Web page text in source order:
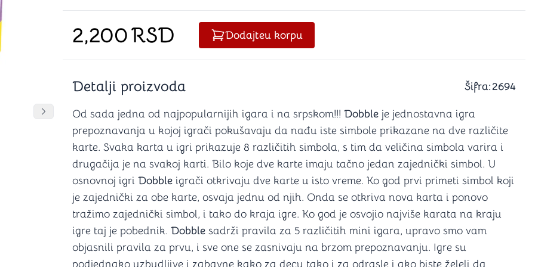
Šah
4 u 1 igre
Backgammon (Tavla)
Podloge za igranje
Zaštite za karte
Kockice D6 (za Jamb)
Kutijice
Mozgalice
Hanayama
Kocke
Ostale mozgalice
Stripovi
Pomeranje sadržaja slajdera u desno
2,200RSD Dodajteu korpu
Detalji proizvoda Šifra:2694
Od sada jedna od najpopularnijih igara i na srpskom!!! Dobble je jednostavna igra
prepoznavanja u kojoj igrači pokušavaju da nađu iste simbole prikazane na dve različite
karte. Svaka karta u igri prikazuje 8 različitih simbola, s tim da veličina simbola varira i
drugačija je na svakoj karti. Bilo koje dve karte imaju tačno jedan zajednički simbol. U
osnovnoj igri Dobble igrači otkrivaju dve karte u isto vreme. Ko god prvi primeti simbol koji
je zajednički za obe karte, osvaja jednu od njih. Onda se otkriva nova karta i ponovo
tražimo zajednički simbol, i tako do kraja igre. Ko god je osvojio najviše karata na kraju
igre taj je pobednik. Dobble sadrži pravila za 5 različitih mini igara, upravo smo vam
objasnili pravila za prvu, i sve one se zasnivaju na brzom prepoznavanju. Igre su
podjednako uzbudljive i zabavne kako za decu tako i za odrasle i ako biste želeli da